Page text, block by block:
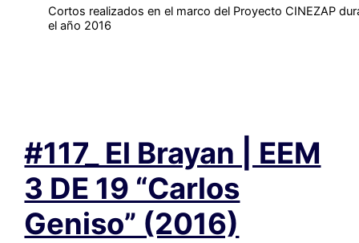
Cortos realizados en el marco del Proyecto CINEZAP
el año 2016
#117_ El Brayan | EEM
3 DE 19 “Carlos
Geniso” (2016)